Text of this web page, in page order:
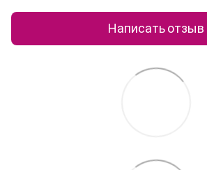
Написать отзыв